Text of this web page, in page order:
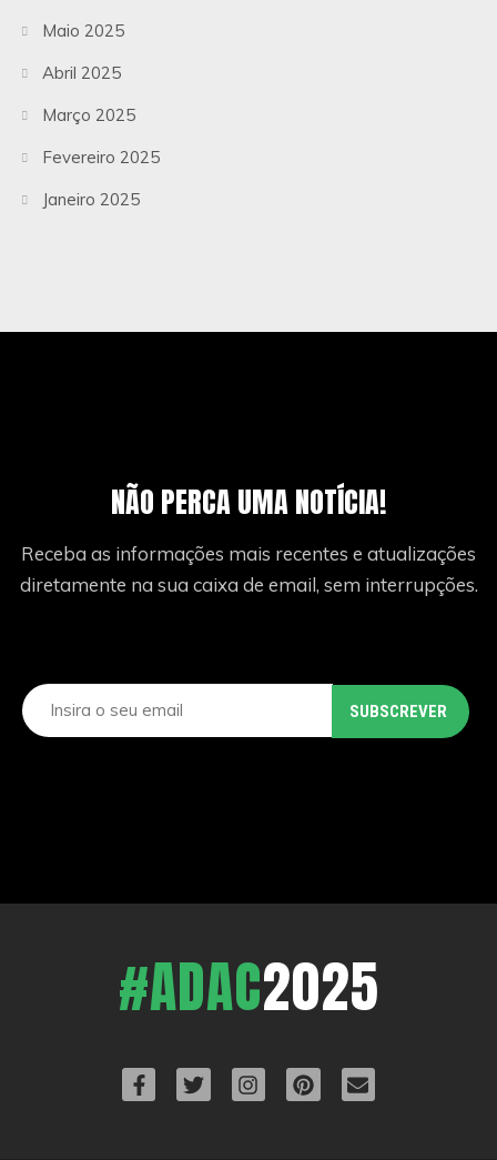
Maio 2025
Abril 2025
Março 2025
Fevereiro 2025
Janeiro 2025
NÃO PERCA UMA NOTÍCIA!
Receba as informações mais recentes e atualizações
diretamente na sua caixa de email, sem interrupções.
#ADAC2025